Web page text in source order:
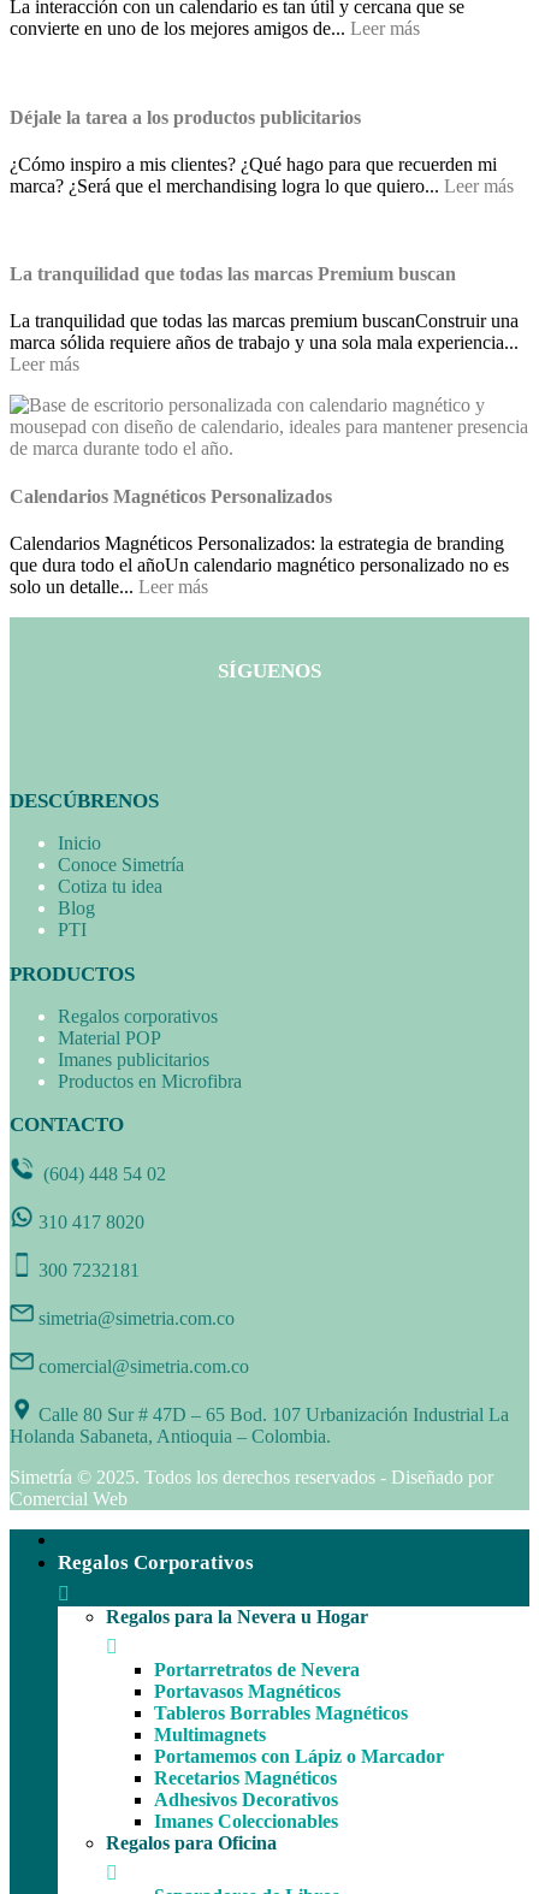
La interacción con un calendario es tan útil y cercana que se
convierte en uno de los mejores amigos de... Leer más
Déjale la tarea a los productos publicitarios
¿Cómo inspiro a mis clientes? ¿Qué hago para que recuerden mi
marca? ¿Será que el merchandising logra lo que quiero... Leer más
La tranquilidad que todas las marcas Premium buscan
La tranquilidad que todas las marcas premium buscanConstruir una
marca sólida requiere años de trabajo y una sola mala experiencia...
Leer más
Calendarios Magnéticos Personalizados
Calendarios Magnéticos Personalizados: la estrategia de branding
que dura todo el añoUn calendario magnético personalizado no es
solo un detalle... Leer más
SÍGUENOS
DESCÚBRENOS
Inicio
Conoce Simetría
Cotiza tu idea
Blog
PTI
PRODUCTOS
Regalos corporativos
Material POP
Imanes publicitarios
Productos en Microfibra
CONTACTO
(604) 448 54 02
310 417 8020
300 7232181
simetria@simetria.com.co
comercial@simetria.com.co
Calle 80 Sur # 47D – 65 Bod. 107 Urbanización Industrial La
Holanda Sabaneta, Antioquia – Colombia.
Simetría © 2025. Todos los derechos reservados - Diseñado por
Comercial Web
Regalos Corporativos
Regalos para la Nevera u Hogar
Portarretratos de Nevera
Portavasos Magnéticos
Tableros Borrables Magnéticos
Multimagnets
Portamemos con Lápiz o Marcador
Recetarios Magnéticos
Adhesivos Decorativos
Imanes Coleccionables
Regalos para Oficina